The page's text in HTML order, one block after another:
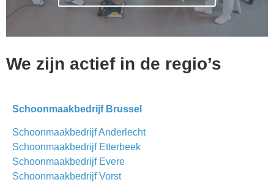
We zijn actief in de regio’s
Schoonmaakbedrijf Brussel
Schoonmaakbedrijf Anderlecht
Schoonmaakbedrijf Etterbeek
Schoonmaakbedrijf Evere
Schoonmaakbedrijf Vorst